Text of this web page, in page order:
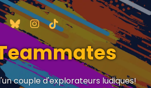
couple d'explorateurs ludiques!